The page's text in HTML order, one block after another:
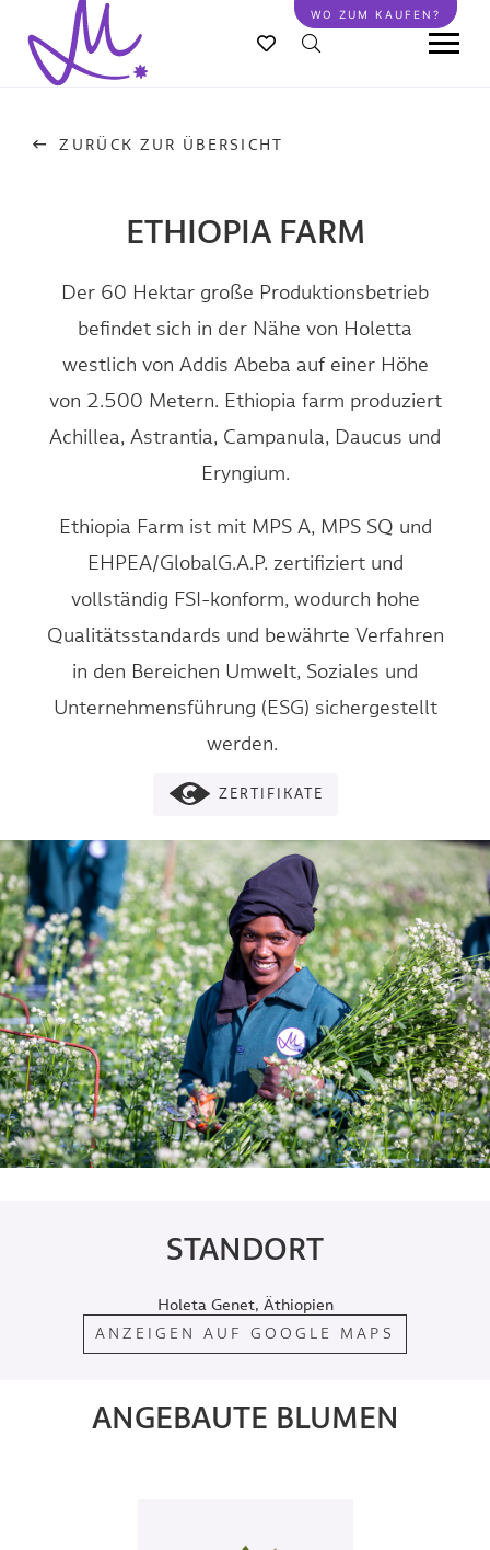
zum
Inhalt
WO ZUM KAUFEN?
ZURÜCK ZUR ÜBERSICHT
ETHIOPIA FARM
Der 60 Hektar große Produktionsbetrieb
befindet sich in der Nähe von Holetta
westlich von Addis Abeba auf einer Höhe
von 2.500 Metern. Ethiopia farm produziert
Achillea, Astrantia, Campanula, Daucus und
Eryngium.
Ethiopia Farm ist mit MPS A, MPS SQ und
EHPEA/GlobalG.A.P. zertifiziert und
vollständig FSI-konform, wodurch hohe
Qualitätsstandards und bewährte Verfahren
in den Bereichen Umwelt, Soziales und
Unternehmensführung (ESG) sichergestellt
werden.
ZERTIFIKATE
STANDORT
Holeta Genet, Äthiopien
ANZEIGEN AUF GOOGLE MAPS
ANGEBAUTE BLUMEN